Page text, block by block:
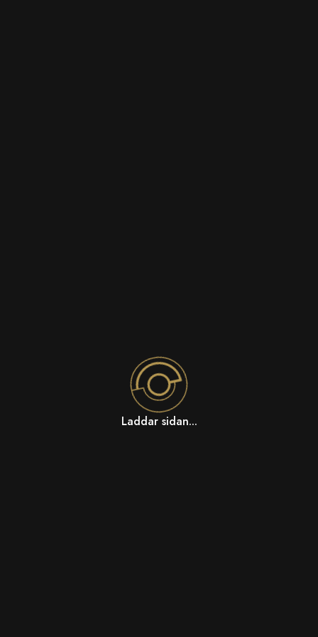
Laddar sidan...